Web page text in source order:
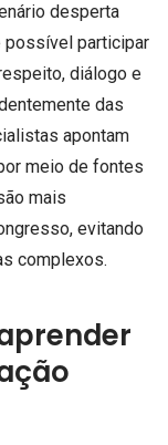
desperta
possível participar
diálogo e
das
apontam
meio de fontes
mais
evitando
complexos.